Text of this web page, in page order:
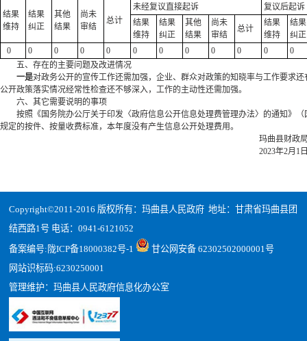
结果
维持
结果
纠正
其他
结果
尚未
审结
总计
未经复议直接起诉
复议后起诉
结果
维持
结果
纠正
其他
结果
尚未
审结
总计
结果
维持
结果
纠正
0
0 0 0 0 0 0 0 0 0 0
0
五、存在的主要问题及改进情况
一是对政务公开的宣传工作还需加强，企业、群众对政策的知晓率与工作要求还
公开政策落实情况经常性检查还不够深入，工作的主动性还需加强。
六、其它需要说明的事项
按照《国务院办公厅关于印发〈政府信息公开信息处理费管理办法〉的通知》（
规定的按件、按量收费标准，本年度没有产生信息公开处理费用。
玛曲县财政
2023年2月1
Copyright©2011-2016 版权所有：玛曲县人民政府 地址：甘肃省玛曲县团
结西路1号 电话：0941-6121052
备案编号: 陇ICP备18000382号-1
甘公网安备 62302502000001号
网站识标码:6230250001
管理维护：玛曲县人民政府信息化办公室